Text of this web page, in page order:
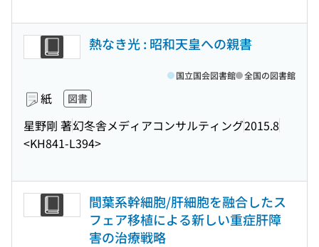
熱なき光 : 昭和天皇への親書
紙 図書
星野剛 著幻冬舎メディアコンサルティング2015.8
<KH841-L394>
国立国会図書館 全国の図書館
間葉系幹細胞/肝細胞を融合したス
フェア移植による新しい重症肝障
害の治療戦略